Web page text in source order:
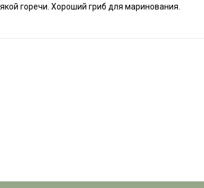
горечи. Хороший гриб для маринования.